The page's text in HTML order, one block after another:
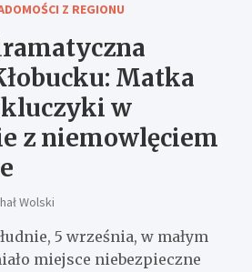
Z REGIONU
Matka
w
z niemowlęciem
Wolski
5 września, w małym
miejsce niebezpieczne